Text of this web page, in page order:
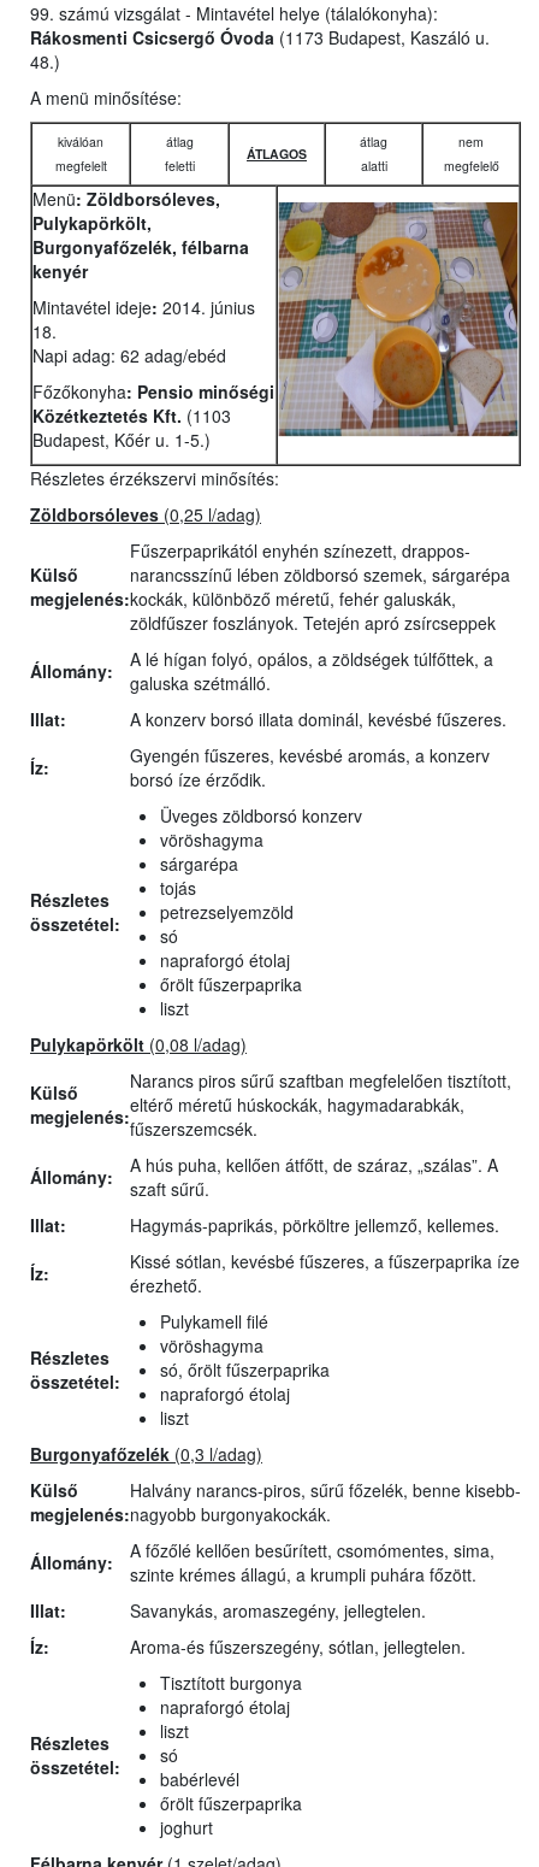
99. számú vizsgálat - Mintavétel helye (tálalókonyha):
Rákosmenti Csicsergő Óvoda (1173 Budapest, Kaszáló u.
48.)
A menü minősítése:
kiválóan
megfelelt
átlag
feletti
ÁTLAGOS
átlag
alatti
nem
megfelelő
Menü: Zöldborsóleves,
Pulykapörkölt,
Burgonyafőzelék, félbarna
kenyér
Mintavétel ideje: 2014. június
18.
Napi adag: 62 adag/ebéd
Főzőkonyha: Pensio minőségi
Közétkeztetés Kft. (1103
Budapest, Kőér u. 1-5.)
Részletes érzékszervi minősítés:
Zöldborsóleves (0,25 l/adag)
Külső
megjelenés:
Fűszerpaprikától enyhén színezett, drappos-
narancsszínű lében zöldborsó szemek, sárgarépa
kockák, különböző méretű, fehér galuskák,
zöldfűszer foszlányok. Tetején apró zsírcseppek
Állomány:
A lé hígan folyó, opálos, a zöldségek túlfőttek, a
galuska szétmálló.
Illat:
A konzerv borsó illata dominál, kevésbé fűszeres.
Íz:
Gyengén fűszeres, kevésbé aromás, a konzerv
borsó íze érződik.
Részletes
összetétel:
Üveges zöldborsó konzerv
vöröshagyma
sárgarépa
tojás
petrezselyemzöld
só
napraforgó étolaj
őrölt fűszerpaprika
liszt
Pulykapörkölt (0,08 l/adag)
Külső
megjelenés:
Narancs piros sűrű szaftban megfelelően tisztított,
eltérő méretű húskockák, hagymadarabkák,
fűszerszemcsék.
Állomány:
A hús puha, kellően átfőtt, de száraz, „szálas”. A
szaft sűrű.
Illat:
Hagymás-paprikás, pörköltre jellemző, kellemes.
Íz:
Kissé sótlan, kevésbé fűszeres, a fűszerpaprika íze
érezhető.
Részletes
összetétel:
Pulykamell filé
vöröshagyma
só, őrölt fűszerpaprika
napraforgó étolaj
liszt
Burgonyafőzelék (0,3 l/adag)
Külső
megjelenés:
Halvány narancs-piros, sűrű főzelék, benne kisebb-
nagyobb burgonyakockák.
Állomány:
A főzőlé kellően besűrített, csomómentes, sima,
szinte krémes állagú, a krumpli puhára főzött.
Illat:
Savanykás, aromaszegény, jellegtelen.
Íz:
Aroma-és fűszerszegény, sótlan, jellegtelen.
Részletes
összetétel:
Tisztított burgonya
napraforgó étolaj
liszt
só
babérlevél
őrölt fűszerpaprika
joghurt